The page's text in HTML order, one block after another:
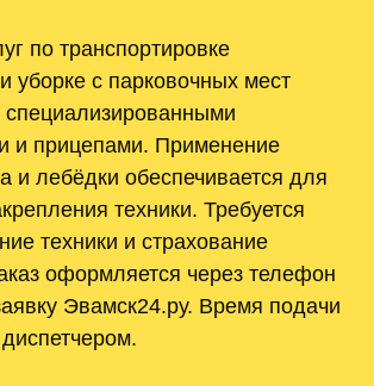
по транспортировке
уборке с парковочных мест
специализированными
и прицепами. Применение
и лебёдки обеспечивается для
техники. Требуется
техники и страхование
оформляется через телефон
Эвамск24.ру. Время подачи